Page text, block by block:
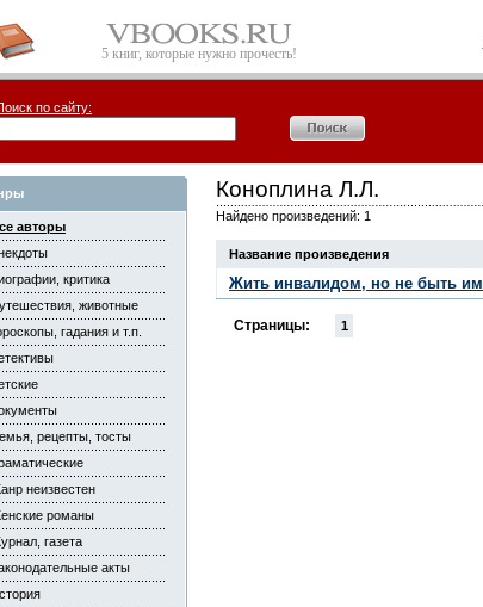
5 книг, которые нужно прочесть!
по сайту:
авторы
критика
животные
гадания и т.п.
рецепты, тосты
неизвестен
романы
газета
акты
Коноплина Л.Л.
Найдено произведений: 1
Название произведения
Жить инвалидом, но не быть им
Страницы: 1